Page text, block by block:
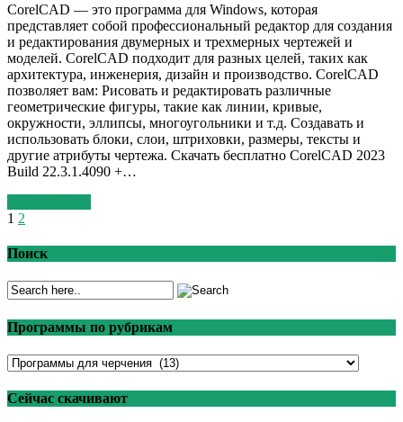
CorelCAD — это программа для Windows, которая
представляет собой профессиональный редактор для создания
и редактирования двумерных и трехмерных чертежей и
моделей. CorelCAD подходит для разных целей, таких как
архитектура, инженерия, дизайн и производство. CorelCAD
позволяет вам: Рисовать и редактировать различные
геометрические фигуры, такие как линии, кривые,
окружности, эллипсы, многоугольники и т.д. Создавать и
использовать блоки, слои, штриховки, размеры, тексты и
другие атрибуты чертежа. Скачать бесплатно CorelCAD 2023
Build 22.3.1.4090 +…
1 2
Поиск
Программы по рубрикам
Программы
рубрикам
Сейчас скачивают